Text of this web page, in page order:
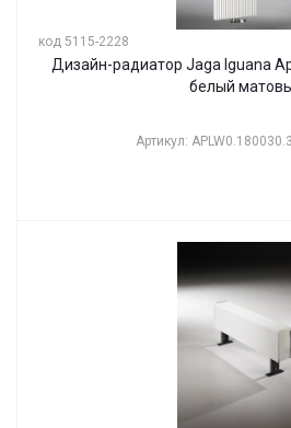
код 5115-2228
Дизайн-радиатор Jaga Iguana
белый
Артикул: